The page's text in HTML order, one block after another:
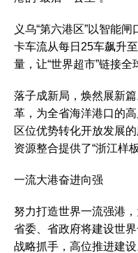
义乌“第六港区”以智能
卡车流从每日25车飙升
量，让“世界超市”链接全
落子成新局，焕然展新
革，为全省海洋港口的
区位优势转化开放发展
资源整合提供了“浙江样板
一流大港奋进向强
努力打造世界一流强港
省委、省政府将建设世
战略抓手，高位推进建设